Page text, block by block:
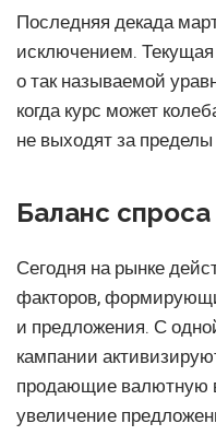
Последняя декада
исключением. Текущая
о так называемой
когда курс может
не выходят за
Баланс
Сегодня на рынке
факторов,
и предложения. С
кампании
продающие валютную
увеличение